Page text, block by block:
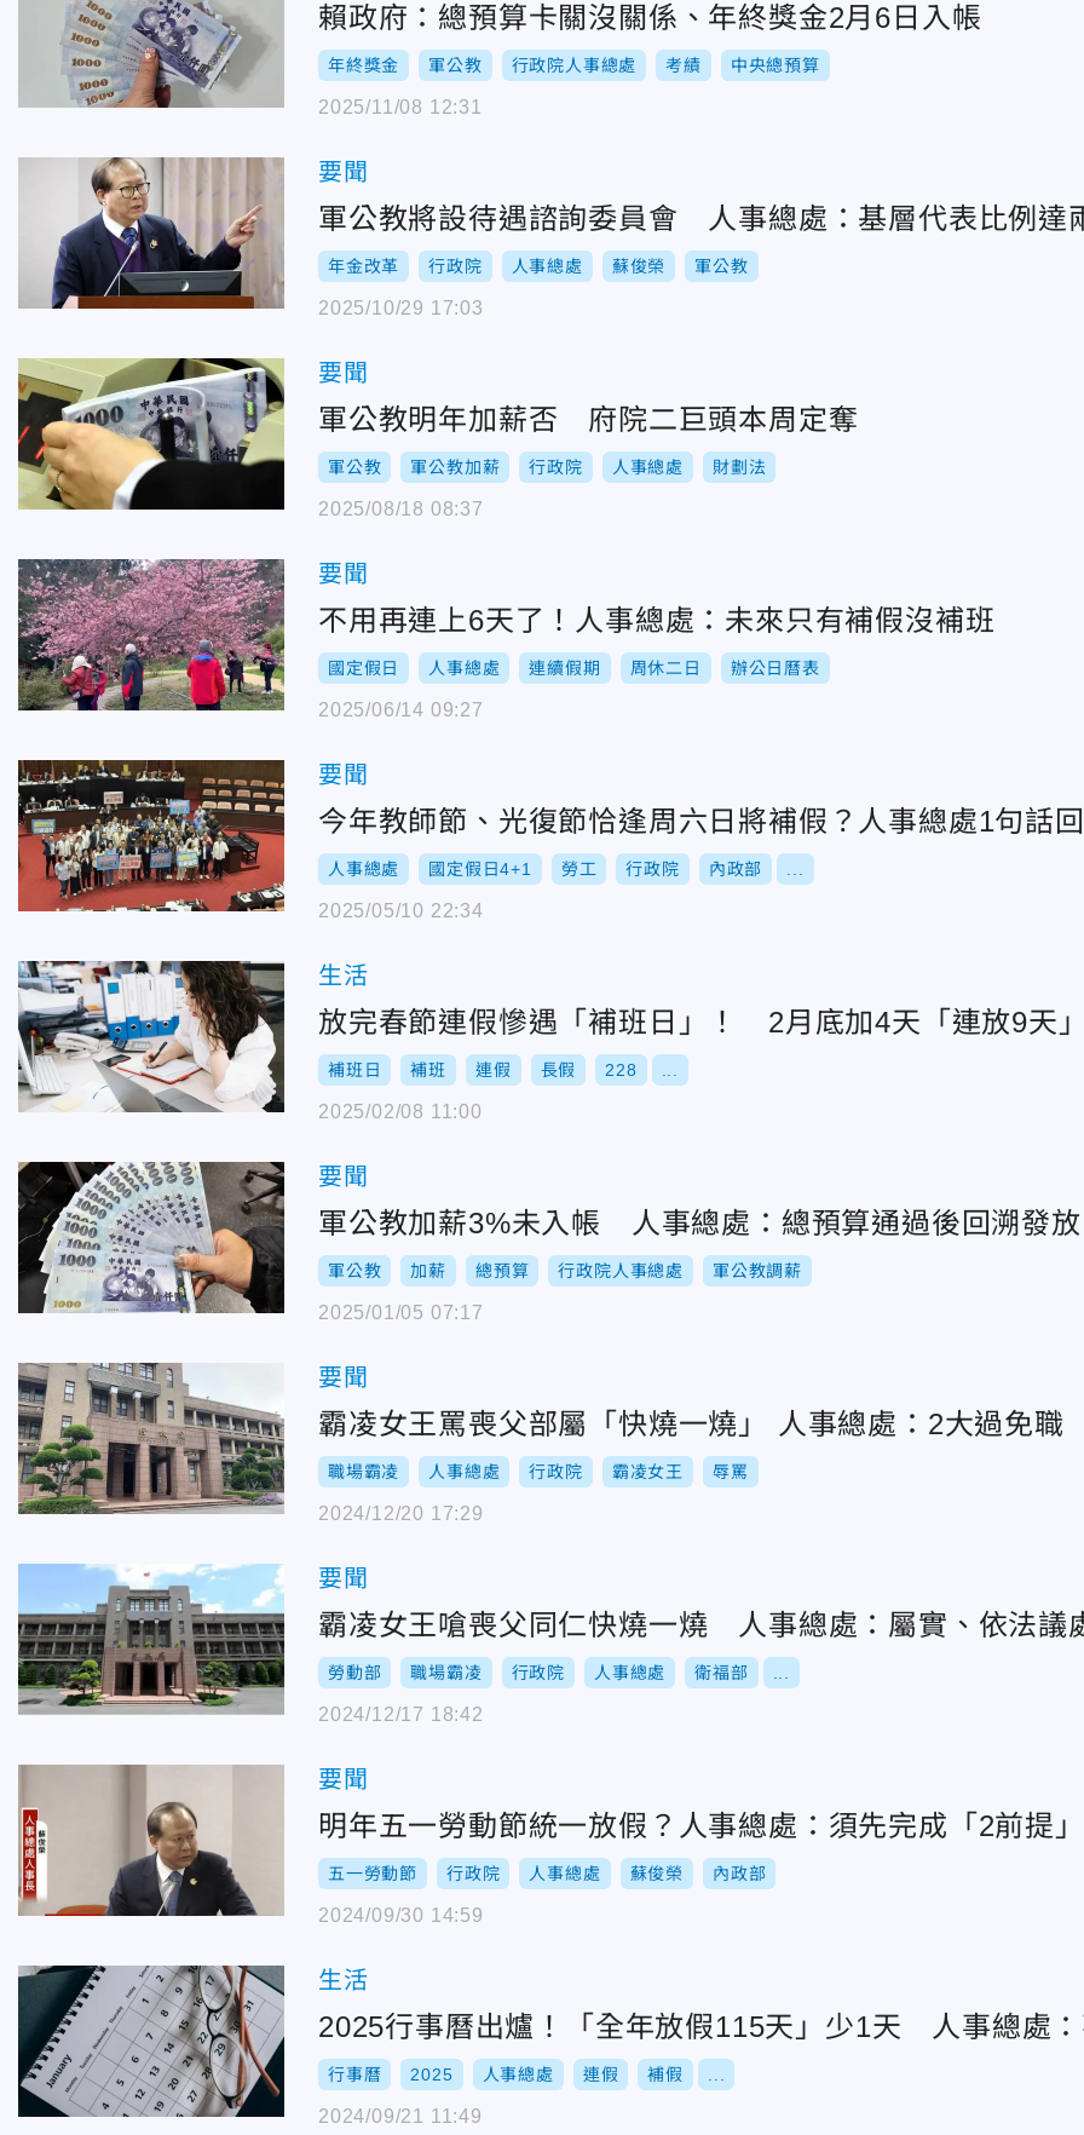
賴政府：總預算卡關沒關係、年終獎金2月6日入帳
年終獎金 軍公教 行政院人事總處 考績 中央總預算
2025/11/08 12:31
要聞
軍公教將設待遇諮詢委員會 人事總處：基層代表比例達
年金改革 行政院 人事總處 蘇俊榮 軍公教
2025/10/29 17:03
要聞
軍公教明年加薪否 府院二巨頭本周定奪
軍公教 軍公教加薪 行政院 人事總處 財劃法
2025/08/18 08:37
要聞
不用再連上6天了！人事總處：未來只有補假沒補班
國定假日 人事總處 連續假期 周休二日 辦公日曆表
2025/06/14 09:27
要聞
今年教師節、光復節恰逢周六日將補假？人事總處1句話
人事總處 國定假日4+1 勞工 行政院 內政部
2025/05/10 22:34
生活
放完春節連假慘遇「補班日」！ 2月底加4天「連放9天
補班日 補班 連假 長假 228
2025/02/08 11:00
要聞
軍公教加薪3%未入帳 人事總處：總預算通過後回溯發放
軍公教 加薪 總預算 行政院人事總處 軍公教調薪
2025/01/05 07:17
要聞
霸凌女王罵喪父部屬「快燒一燒」 人事總處：2大過免職
職場霸凌 人事總處 行政院 霸凌女王 辱罵
2024/12/20 17:29
要聞
霸凌女王嗆喪父同仁快燒一燒 人事總處：屬實、依法議
勞動部 職場霸凌 行政院 人事總處 衛福部
2024/12/17 18:42
要聞
明年五一勞動節統一放假？人事總處：須先完成「2前提
五一勞動節 行政院 人事總處 蘇俊榮 內政部
2024/09/30 14:59
生活
2025行事曆出爐！「全年放假115天」少1天 人事總處
行事曆 2025 人事總處 連假 補假
2024/09/21 11:49